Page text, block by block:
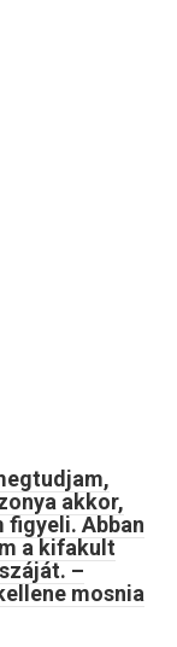
akkor,
figyeli. Abban
a kifakult
–
mosnia